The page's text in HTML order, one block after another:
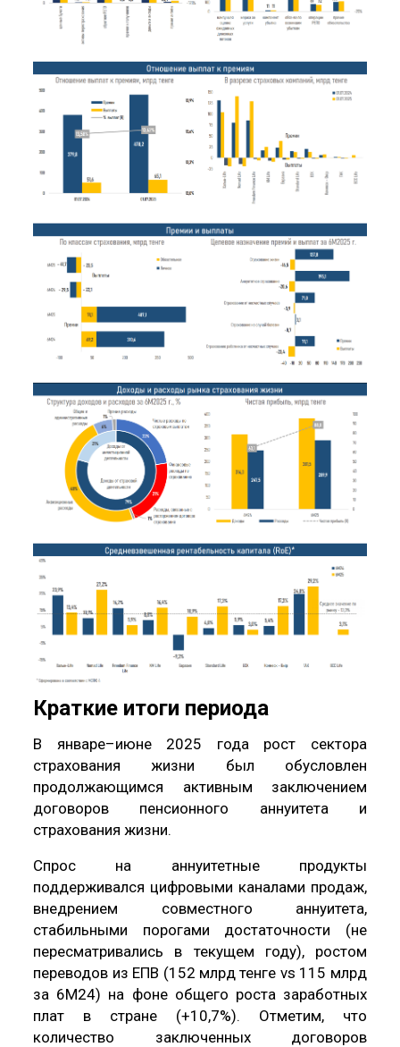
Краткие итоги периода
В январе–июне 2025 года рост сектора
страхования жизни был обусловлен
продолжающимся активным заключением
договоров пенсионного аннуитета и
страхования жизни.
Спрос на аннуитетные продукты
поддерживался цифровыми каналами продаж,
внедрением совместного аннуитета,
стабильными порогами достаточности (не
пересматривались в текущем году), ростом
переводов из ЕПВ (152 млрд тенге vs 115 млрд
за 6М24) на фоне общего роста заработных
плат в стране (+10,7%). Отметим, что
количество заключенных договоров